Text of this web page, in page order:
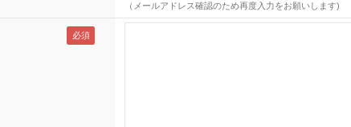
（メールアドレス確認のため再度入力をお願いします)